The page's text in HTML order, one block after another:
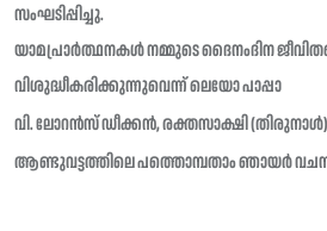
സംഘടിപ്പിച്ചു.
യാമപ്രാർത്ഥനകൾ നമ്മുടെ ദൈനംദിന
വിശുദ്ധീകരിക്കുന്നുവെന്ന് ലെയോ പാപ്പാ
വി. ലോറൻസ് ഡീക്കൻ, രക്തസാക്ഷി
ആണ്ടുവട്ടത്തിലെ പത്തൊമ്പതാം ഞായർ